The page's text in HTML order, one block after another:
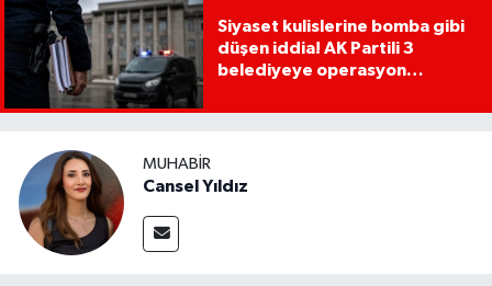
Siyaset kulislerine bomba gibi
düşen iddia! AK Partili 3
belediyeye operasyon
MUHABIR
Cansel Yıldız